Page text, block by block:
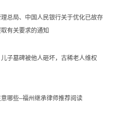
总局、中国人民银行关于优化已故存
有关要求的通知
子墓碑被他人砸坏，古稀老人维权
哪些–福州继承律师推荐阅读